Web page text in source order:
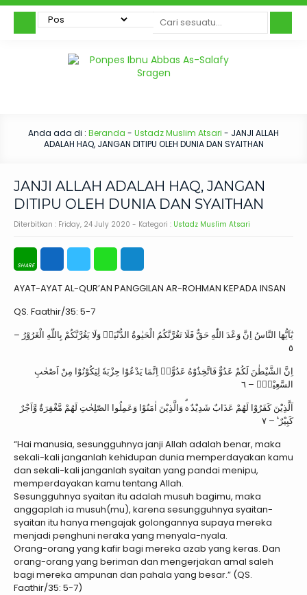
Anda ada di : Beranda - Ustadz Muslim Atsari - JANJI ALLAH
ADALAH HAQ, JANGAN DITIPU OLEH DUNIA DAN SYAITHAN
JANJI ALLAH ADALAH HAQ, JANGAN
DITIPU OLEH DUNIA DAN SYAITHAN
Diterbitkan : Friday, 24 July 2020 - Kategori : Ustadz Muslim Atsari
AYAT-AYAT AL-QUR’AN PANGGILAN AR-ROHMAN KEPADA INSAN
QS. Faathir/35: 5-7
يٰٓاَيُّهَا النَّاسُ اِنَّ وَعْدَ اللّٰهِ حَقٌّ فَلَا تَغُرَّنَّكُمُ الْحَيٰوةُ الدُّنْيَاۗ وَلَا يَغُرَّنَّكُمْ بِاللّٰهِ الْغَرُوْرُ –
٥
اِنَّ الشَّيْطٰنَ لَكُمْ عَدُوٌّ فَاتَّخِذُوْهُ عَدُوًّاۗ اِنَّمَا يَدْعُوْا حِزْبَهٗ لِيَكُوْنُوْا مِنْ اَصْحٰبِ
السَّعِيْرِۗ – ٦
اَلَّذِيْنَ كَفَرُوْا لَهُمْ عَذَابٌ شَدِيْدٌ ەۗ وَالَّذِيْنَ اٰمَنُوْا وَعَمِلُوا الصّٰلِحٰتِ لَهُمْ مَّغْفِرَةٌ وَّاَجْرٌ
كَبِيْرٌ ࣖ – ٧
“Hai manusia, sesungguhnya janji Allah adalah benar, maka
sekali-kali janganlah kehidupan dunia memperdayakan kamu
dan sekali-kali janganlah syaitan yang pandai menipu,
memperdayakan kamu tentang Allah.
Sesungguhnya syaitan itu adalah musuh bagimu, maka
anggaplah ia musuh(mu), karena sesungguhnya syaitan-
syaitan itu hanya mengajak golongannya supaya mereka
menjadi penghuni neraka yang menyala-nyala.
Orang-orang yang kafir bagi mereka azab yang keras. Dan
orang-orang yang beriman dan mengerjakan amal saleh
bagi mereka ampunan dan pahala yang besar.” (QS.
Faathir/35: 5-7)